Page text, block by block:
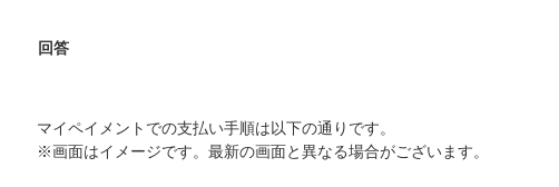
回答
マイペイメントでの支払い手順は以下の通りです。
※画面はイメージです。最新の画面と異なる場合がございます。